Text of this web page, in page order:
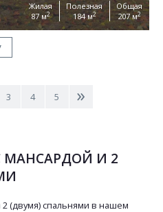
Жилая
87 м2
Полезная
184 м2
Общая
207 м2
3 4 5 >
И 2
(двумя) спальнями в нашем